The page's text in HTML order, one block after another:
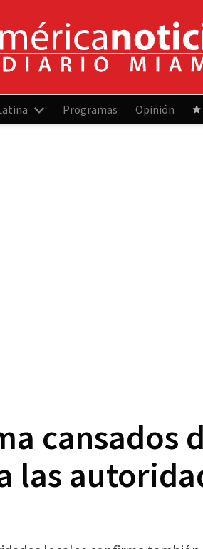
Programas Opinión
cansados
las